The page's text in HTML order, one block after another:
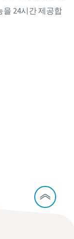
을 24시간 제공합